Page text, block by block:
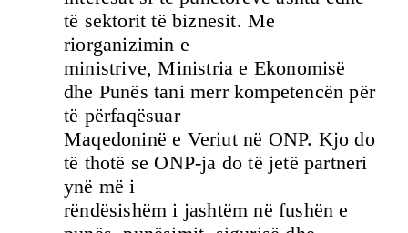
të sektorit të biznesit. Me
riorganizimin e
ministrive, Ministria e Ekonomisë
dhe Punës tani merr kompetencën për
të përfaqësuar
Maqedoninë e Veriut në ONP. Kjo do
të thotë se ONP-ja do të jetë partneri
ynë më i
rëndësishëm i jashtëm në fushën e